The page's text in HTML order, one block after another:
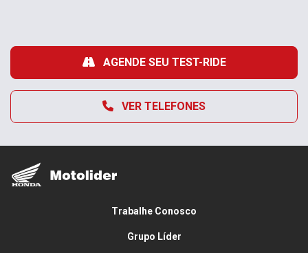
VER TELEFONES
AGENDE SEU TEST-RIDE
Trabalhe Conosco
Grupo Líder